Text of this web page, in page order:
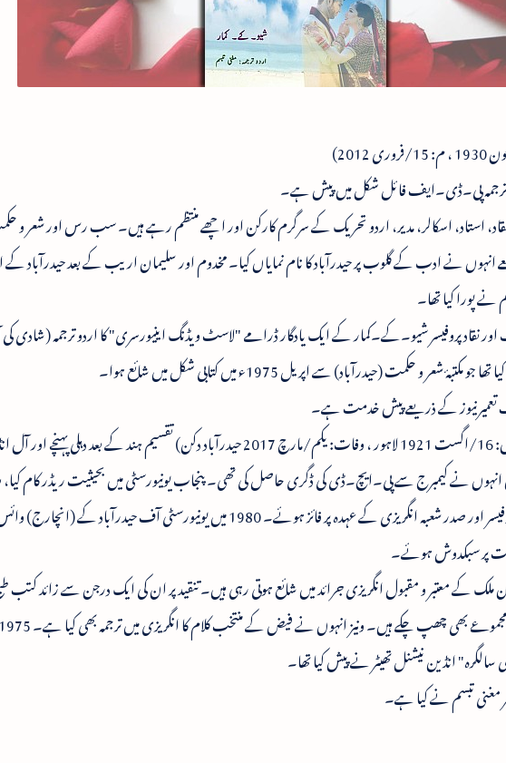
ترجمہ پی۔ڈی۔ایف فائل شکل میں پیش ہے۔
استاد، اسکالر، مدیر، اردو تحریک کے سرگرم کارکن اور اچھے منتظم رہے ہیں۔ سب رس اور شعر و
انہوں نے ادب کے گلوب پر حیدرآباد کا نام نمایاں کیا۔ مخدوم اور سلیمان اریب کے بعد حیدرآباد کے
پورا کیا تھا۔
نقاد پروفیسر شیو۔کے۔کمار کے ایک یادگار ڈرامے "لاسٹ ویڈنگ اینیورسری" کا اردو ترجمہ (شادی
شعر و حکمت (حیدرآباد) سے اپریل 1975ء میں کتابی شکل میں شائع ہوا۔
تعمیرنیوز کے ذریعے پیش خدمت ہے۔
پروفیسر شیو۔کے۔کمار (پیدائش: 16/اگست 1921 لاہور ، وفات: یکم/مارچ 2017 حیدرآباد دکن) تقسیم ہند کے بعد دہلی
اختیار کی۔ 1951 میں انہوں نے کیمبرج سے پی۔ایچ۔ڈی کی ڈگری حاصل کی تھی۔ پنجاب یونیورسٹی میں بحیثیت ریڈر کام
1959 میں جامعہ عثمانیہ میں پروفیسر اور صدر شعبہ انگریزی کے عہدہ پر فائز ہوئے۔ 1980 میں یونیورسٹی آف حیدرآباد
پر سبکدوش ہوئے۔
ملک کے معتبر و مقبول انگریزی جرائد میں شائع ہوتی رہی ہیں۔ تنقید پر ان کی ایک درجن سے زائد کتب
سالگرہ" انڈین نیشنل تھیٹر نے پیش کیا تھا۔
مغنی تبسم نے کیا ہے۔